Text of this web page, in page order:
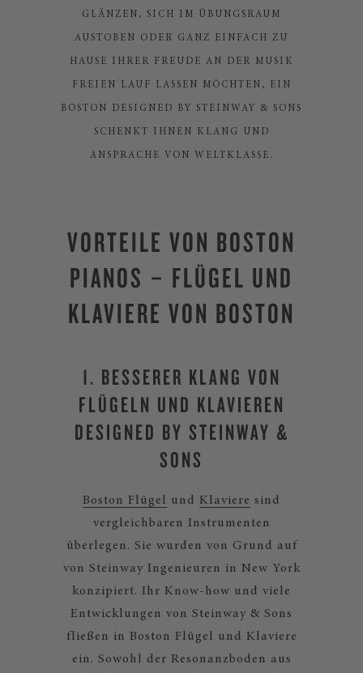
GLÄNZEN, SICH IM ÜBUNGSRAUM
AUSTOBEN ODER GANZ EINFACH ZU
HAUSE IHRER FREUDE AN DER MUSIK
FREIEN LAUF LASSEN MÖCHTEN, EIN
BOSTON DESIGNED BY STEINWAY & SONS
SCHENKT IHNEN KLANG UND
ANSPRACHE VON WELTKLASSE.
VORTEILE VON BOSTON
PIANOS – FLÜGEL UND
KLAVIERE VON BOSTON
1. BESSERER KLANG VON
FLÜGELN UND KLAVIEREN
DESIGNED BY STEINWAY &
SONS
Boston Flügel und Klaviere sind
vergleichbaren Instrumenten
überlegen. Sie wurden von Grund auf
von Steinway Ingenieuren in New York
konzipiert. Ihr Know-how und viele
Entwicklungen von Steinway & Sons
fließen in Boston Flügel und Klaviere
ein. Sowohl der Resonanzboden aus